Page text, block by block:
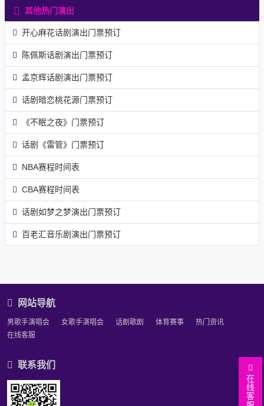
其他热门演出
开心麻花话剧演出门票预订
陈佩斯话剧演出门票预订
孟京辉话剧演出门票预订
话剧暗恋桃花源门票预订
《不眠之夜》门票预订
话剧《雷管》门票预订
NBA赛程时间表
CBA赛程时间表
话剧如梦之梦演出门票预订
百老汇音乐剧演出门票预订
网站导航
男歌手演唱会 女歌手演唱会 话剧歌剧 体育赛事
热门资讯
在线客服
在
线
客
联系我们